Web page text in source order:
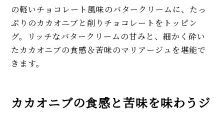
の軽いチョコレート風味のバタークリームに、たっ
ぷりのカカオニブと削りチョコレートをトッピン
グ。リッチなバタークリームの甘みと、細かく砕い
たカカオニブの食感＆苦味のマリアージュを堪能で
きます。
カカオニブの食感と苦味を味わうジ